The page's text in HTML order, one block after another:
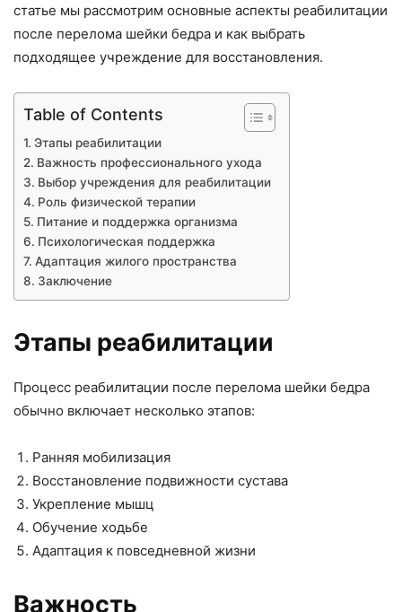
статье мы рассмотрим основные аспекты реабилитации
после перелома шейки бедра и как выбрать
подходящее учреждение для восстановления.
Table of Contents
Этапы реабилитации
Важность профессионального ухода
Выбор учреждения для реабилитации
Роль физической терапии
Питание и поддержка организма
Психологическая поддержка
Адаптация жилого пространства
Заключение
Этапы реабилитации
Процесс реабилитации после перелома шейки бедра
обычно включает несколько этапов:
Ранняя мобилизация
Восстановление подвижности сустава
Укрепление мышц
Обучение ходьбе
Адаптация к повседневной жизни
Важность